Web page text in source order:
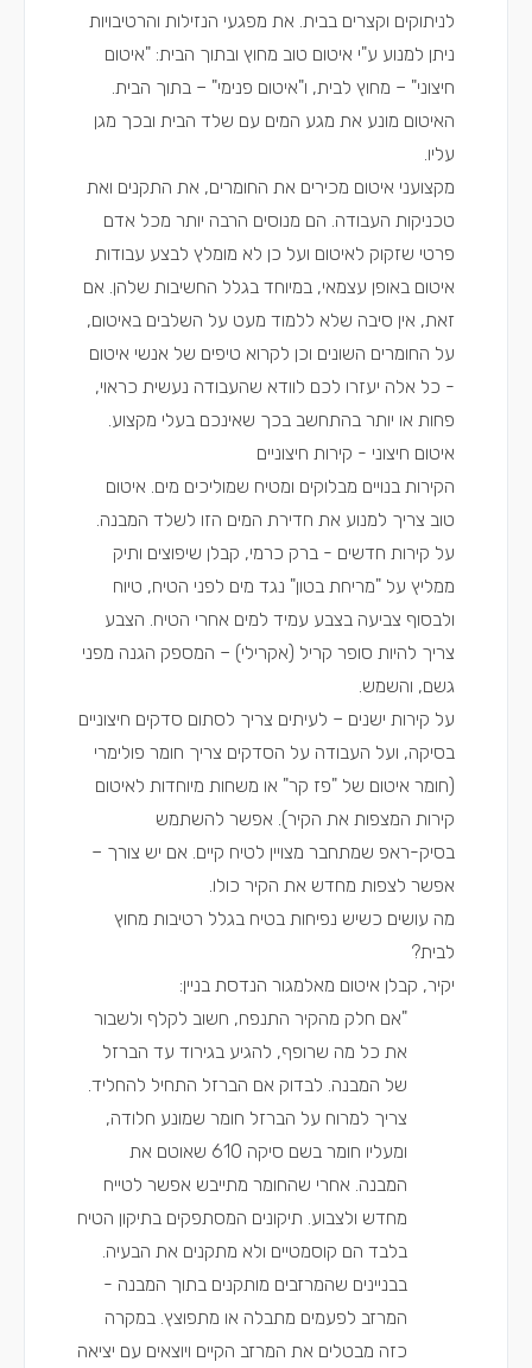
לניתוקים וקצרים בבית. את מפגעי הנזילות והרטיבויות
ניתן למנוע ע"י איטום טוב מחוץ ובתוך הבית: "איטום
חיצוני" – מחוץ לבית, ו"איטום פנימי" – בתוך הבית.
האיטום מונע את מגע המים עם שלד הבית ובכך מגן
עליו.
מקצועני איטום מכירים את החומרים, את התקנים ואת
טכניקות העבודה. הם מנוסים הרבה יותר מכל אדם
פרטי שזקוק לאיטום ועל כן לא מומלץ לבצע עבודות
איטום באופן עצמאי, במיוחד בגלל החשיבות שלהן. אם
זאת, אין סיבה שלא ללמוד מעט על השלבים באיטום,
על החומרים השונים וכן לקרוא טיפים של אנשי איטום
- כל אלה יעזרו לכם לוודא שהעבודה נעשית כראוי,
פחות או יותר בהתחשב בכך שאינכם בעלי מקצוע.
איטום חיצוני - קירות חיצוניים
הקירות בנויים מבלוקים ומטיח שמוליכים מים. איטום
טוב צריך למנוע את חדירת המים הזו לשלד המבנה.
על קירות חדשים - ברק כרמי, קבלן שיפוצים ותיק
ממליץ על "מריחת בטון" נגד מים לפני הטיח, טיוח
ולבסוף צביעה בצבע עמיד למים אחרי הטיח. הצבע
צריך להיות סופר קריל (אקרילי) – המספק הגנה מפני
גשם, והשמש.
על קירות ישנים – לעיתים צריך לסתום סדקים חיצוניים
בסיקה, ועל העבודה על הסדקים צריך חומר פולימרי
(חומר איטום של "פז קר" או משחות מיוחדות לאיטום
קירות המצפות את הקיר). אפשר להשתמש
בסיק-ראפ שמתחבר מצויין לטיח קיים. אם יש צורך –
אפשר לצפות מחדש את הקיר כולו.
מה עושים כשיש נפיחות בטיח בגלל רטיבות מחוץ
לבית?
יקיר, קבלן איטום מאלמגור הנדסת בניין:
"אם חלק מהקיר התנפח, חשוב לקלף ולשבור
את כל מה שרופף, להגיע בגירוד עד הברזל
של המבנה. לבדוק אם הברזל התחיל להחליד.
צריך למרוח על הברזל חומר שמונע חלודה,
ומעליו חומר בשם סיקה 610 שאוטם את
המבנה. אחרי שהחומר מתייבש אפשר לטייח
מחדש ולצבוע. תיקונים המסתפקים בתיקון הטיח
בלבד הם קוסמטיים ולא מתקנים את הבעיה.
בבניינים שהמרזבים מותקנים בתוך המבנה -
המרזב לפעמים מתבלה או מתפוצץ. במקרה
כזה מבטלים את המרזב הקיים ויוצאים עם יציאה